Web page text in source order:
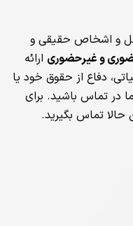
و اشخاص حقیقی و
و غیرحضوری ارائه
دفاع از حقوق خود یا
در تماس باشید. برای
حالا تماس بگیرید.